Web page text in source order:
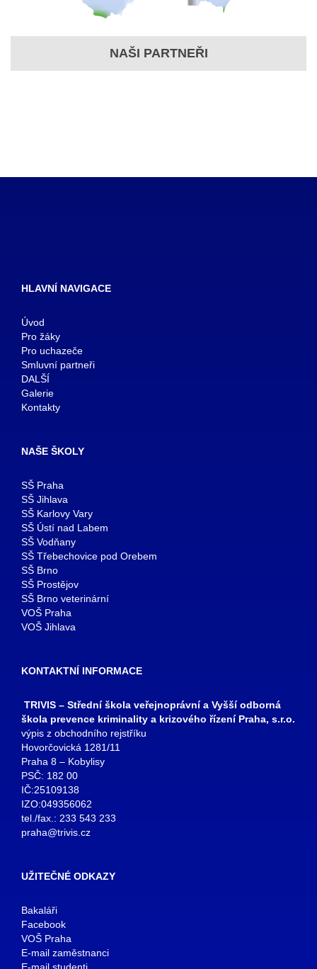
NAŠI PARTNEŘI
HLAVNÍ NAVIGACE
Úvod
Pro žáky
Pro uchazeče
Smluvní partneři
DALŠÍ
Galerie
Kontakty
NAŠE ŠKOLY
SŠ Praha
SŠ Jihlava
SŠ Karlovy Vary
SŠ Ústí nad Labem
SŠ Vodňany
SŠ Třebechovice pod Orebem
SŠ Brno
SŠ Prostějov
SŠ Brno veterinární
VOŠ Praha
VOŠ Jihlava
KONTAKTNÍ INFORMACE
TRIVIS – Střední škola veřejnoprávní a Vyšší odborná
škola prevence kriminality a krizového řízení Praha, s.r.o.
výpis z obchodního rejstříku
Hovorčovická 1281/11
Praha 8 – Kobylisy
PSČ: 182 00
IČ:25109138
IZO:049356062
tel./fax.: 233 543 233
praha@trivis.cz
UŽITEČNÉ ODKAZY
Bakaláři
Facebook
VOŠ Praha
E-mail zaměstnanci
E-mail studenti